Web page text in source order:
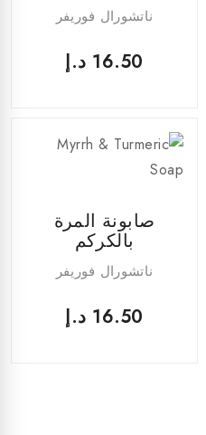
ناتشورال فوريفر
16.50 د.إ
صابونة المرة
بالكركم
ناتشورال فوريفر
16.50 د.إ